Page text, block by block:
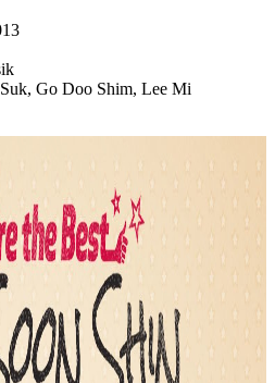
Go Doo Shim, Lee Mi